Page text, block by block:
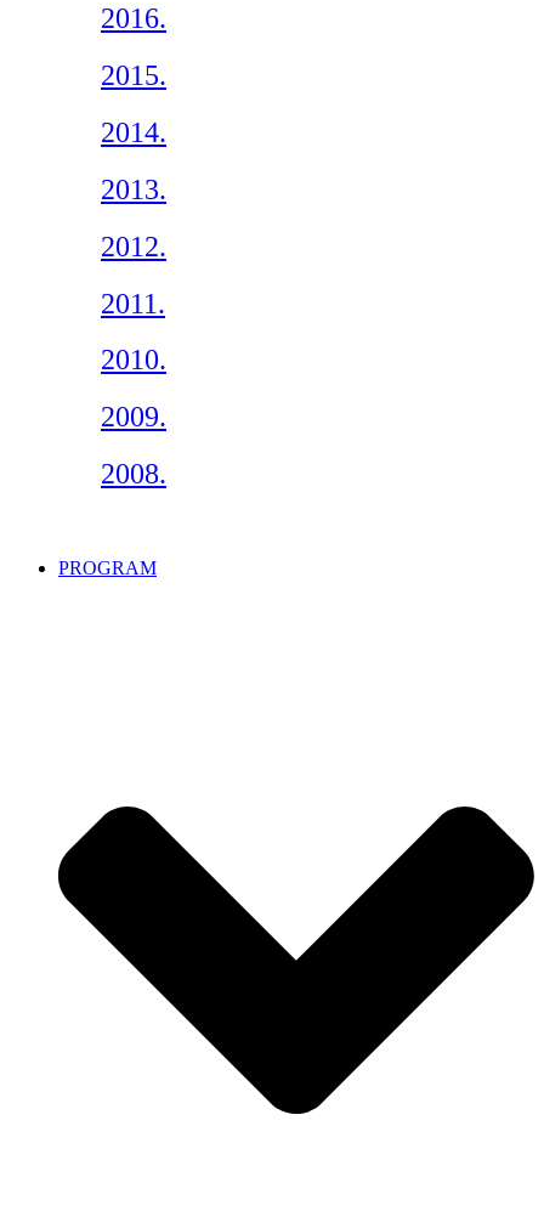
2016.
2015.
2014.
2013.
2012.
2011.
2010.
2009.
2008.
PROGRAM